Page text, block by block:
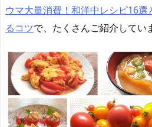
ウマ大量消費！和洋中レシピ16
るコツで、たくさんご紹介してい